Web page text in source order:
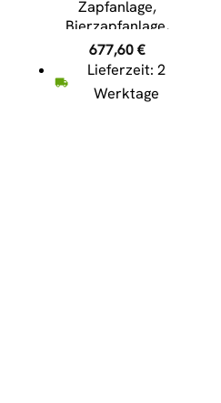
Zapfanlage,
Bierzapfanlage,
Bierzapfen PYGMY 20/K
mit Membranpumpe, 1-
leitig Trockenkühlgerät
aus Edelstahl, 25
677,60€
Lieferzeit: 2
Werktage